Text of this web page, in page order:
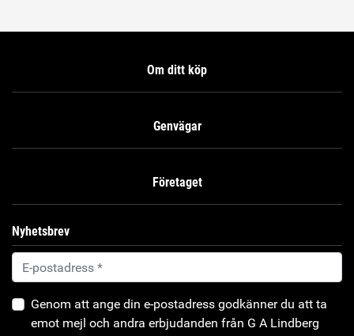
Om ditt köp
Genvägar
Företaget
Nyhetsbrev
Genom att ange din e-postadress godkänner du att ta
emot mejl och andra erbjudanden från G A Lindberg